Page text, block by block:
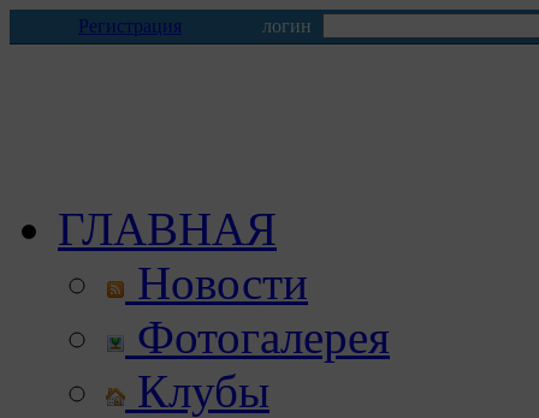
Регистрация логин
ГЛАВНАЯ
Новости
Фотогалерея
Клубы